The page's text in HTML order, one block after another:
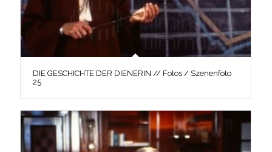
DIE GESCHICHTE DER DIENERIN // Fotos / Szenenfoto
25